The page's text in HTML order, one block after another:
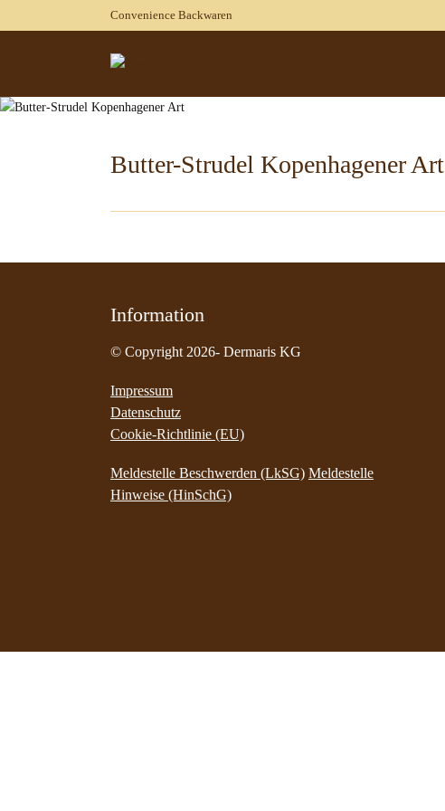
Convenience Backwaren
Butter-Strudel Kopenhagener Art
Information
© Copyright 2026- Dermaris KG
Impressum
Datenschutz
Cookie-Richtlinie (EU)
Meldestelle Beschwerden (LkSG) Meldestelle
Hinweise (HinSchG)